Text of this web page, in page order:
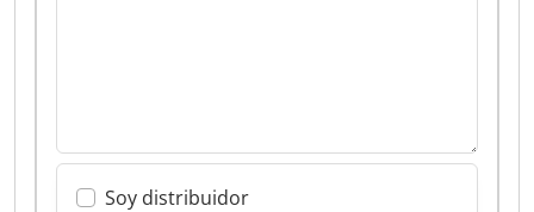
Soy distribuidor